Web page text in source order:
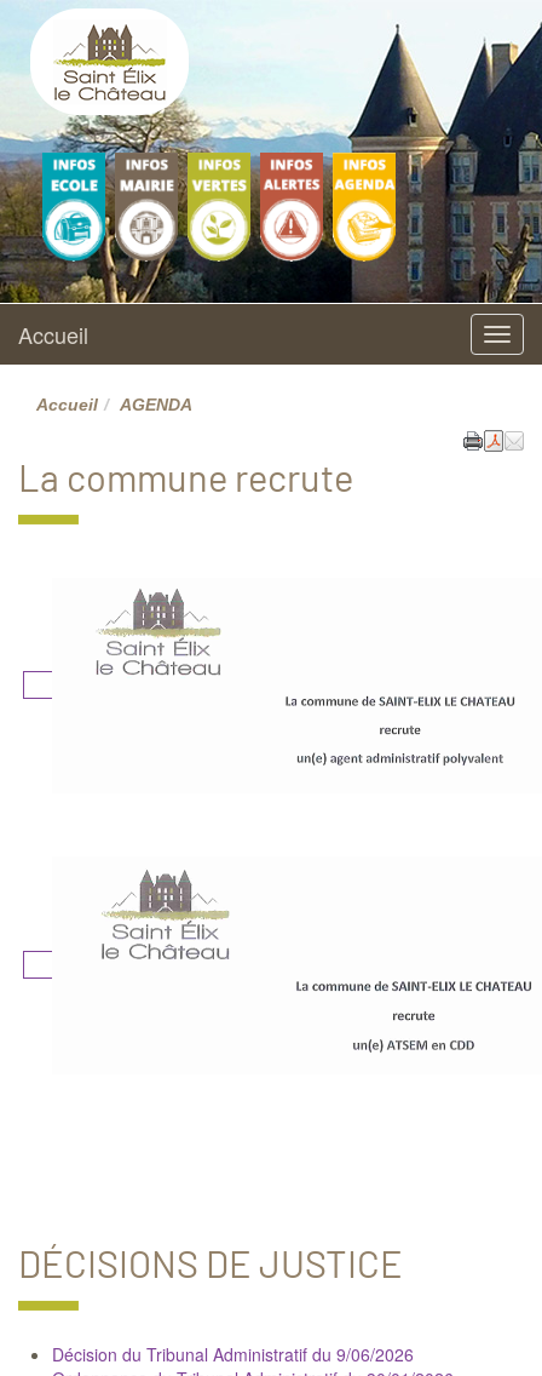
Saint Elix le Château
Site officiel
Ecole
maternelle et
élémentaire
Vie municipale L'environnement Accueil
Menu
Accueil
Accueil AGENDA
La commune recrute
DÉCISIONS DE JUSTICE
Décision du Tribunal Administratif du 9/06/2026